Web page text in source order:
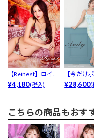
【Reinest】ロイヤ
ルフラワーモチ...
¥4,180(税込)
【今だけ
倍】[Andy]
¥28,600(
こちらの商品もおす